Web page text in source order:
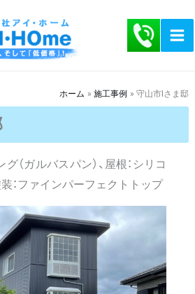
ホーム 施工事例 守山市Iさま邸
（ガルバスパン）、屋根：シリコ
：ファインパーフェクトトップ